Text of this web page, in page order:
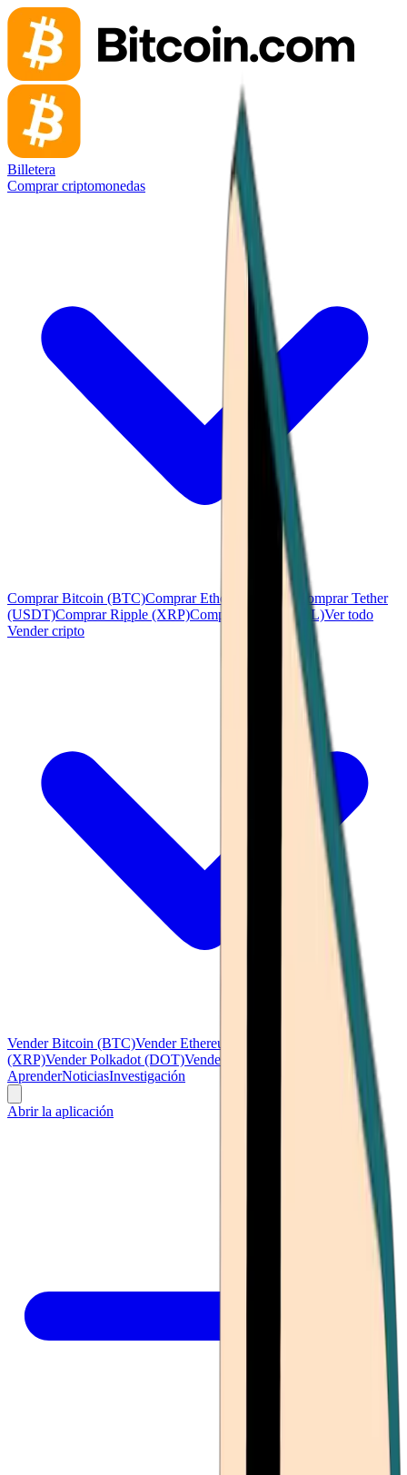
Billetera
Comprar criptomonedas
Comprar Bitcoin (BTC)Comprar Ethereum (ETH)
Comprar Tether
(USDT)Comprar Ripple (XRP)Comprar Solana (SOL)Ver todo
Vender cripto
Vender Bitcoin (BTC)Vender Ethereum (ETH)
Vender Ripple
(XRP)Vender Polkadot (DOT)Vender Litecoin (LTC)
Ver todo
AprenderNoticiasInvestigación
Abrir la aplicación